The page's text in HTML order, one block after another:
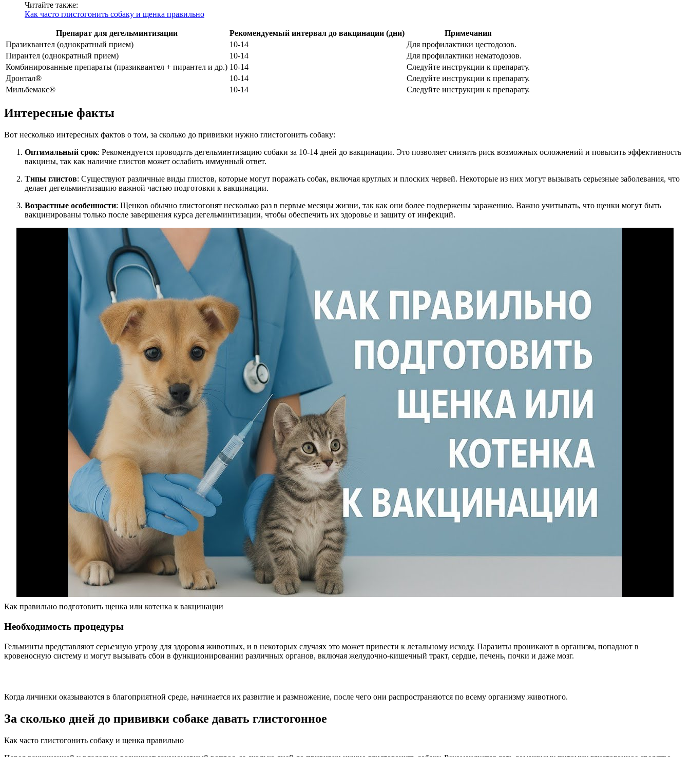
Читайте также:
Как часто глистогонить собаку и щенка правильно
Препарат для дегельминтизации Рекомендуемый интервал до вакцинации (дни)
Примечания
Празиквантел (однократный прием)
10-14
Для профилактики цестодозов.
Пирантел (однократный прием)
10-14
Для профилактики нематодозов.
Комбинированные препараты (празиквантел + пирантел и др.) 10-14
Следуйте инструкции к препарату.
Дронтал®
10-14
Следуйте инструкции к препарату.
Мильбемакс®
10-14 Следуйте инструкции к препарату.
Интересные факты
Вот несколько интересных фактов о том, за сколько до прививки нужно глистогонить собаку:
Оптимальный срок: Рекомендуется проводить дегельминтизацию собаки за 10-14 дней до вакцинации. Это позволяет снизить риск возможных осложнений и повысить эффективность
вакцины, так как наличие глистов может ослабить иммунный ответ.
Типы глистов: Существуют различные виды глистов, которые могут поражать собак, включая круглых и плоских червей. Некоторые из них могут вызывать серьезные заболевания, что
делает дегельминтизацию важной частью подготовки к вакцинации.
Возрастные особенности: Щенков обычно глистогонят несколько раз в первые месяцы жизни, так как они более подвержены заражению. Важно учитывать, что щенки могут быть
вакцинированы только после завершения курса дегельминтизации, чтобы обеспечить их здоровье и защиту от инфекций.
Как правильно подготовить щенка или котенка к вакцинации
Необходимость процедуры
Гельминты представляют серьезную угрозу для здоровья животных, и в некоторых случаях это может привести к летальному исходу. Паразиты проникают в организм, попадают в
кровеносную систему и могут вызывать сбои в функционировании различных органов, включая желудочно-кишечный тракт, сердце, печень, почки и даже мозг.
Когда личинки оказываются в благоприятной среде, начинается их развитие и размножение, после чего они распространяются по всему организму животного.
За сколько дней до прививки собаке давать глистогонное
Как часто глистогонить собаку и щенка правильно